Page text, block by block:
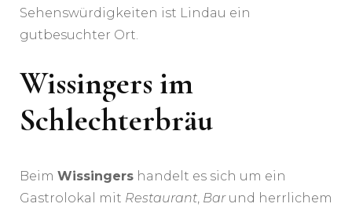
Sehenswürdigkeiten ist Lindau ein
gutbesuchter Ort.
Wissingers im
Schlechterbräu
Beim Wissingers handelt es sich um ein
Gastrolokal mit Restaurant Barund herrlichem